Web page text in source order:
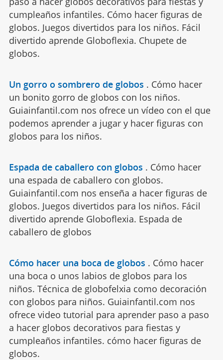
cumpleaños infantiles. Cómo hacer figuras de
globos. Juegos divertidos para los niños. Fácil
divertido aprende Globoflexia. Chupete de
globos.
Un gorro o sombrero de globos . Cómo hacer
un bonito gorro de globos con los niños.
Guiainfantil.com nos ofrece un vídeo con el que
podemos aprender a jugar y hacer figuras con
globos para los niños.
Espada de caballero con globos . Cómo hacer
una espada de caballero con globos.
Guiainfantil.com nos enseña a hacer figuras de
globos. Juegos divertidos para los niños. Fácil
divertido aprende Globoflexia. Espada de
caballero de globos
Cómo hacer una boca de globos . Cómo hacer
una boca o unos labios de globos para los
niños. Técnica de globofelxia como decoración
con globos para niños. Guiainfantil.com nos
ofrece video tutorial para aprender paso a paso
a hacer globos decorativos para fiestas y
cumpleaños infantiles. cómo hacer figuras de
globos.